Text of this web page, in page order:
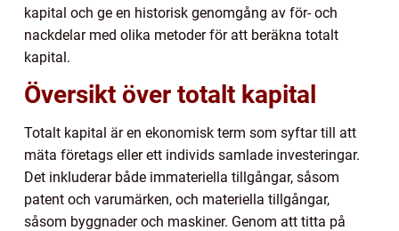
kapital och ge en historisk genomgång av för- och
nackdelar med olika metoder för att beräkna totalt
kapital.
Översikt över totalt kapital
Totalt kapital är en ekonomisk term som syftar till att
mäta företags eller ett individs samlade investeringar.
Det inkluderar både immateriella tillgångar, såsom
patent och varumärken, och materiella tillgångar,
såsom byggnader och maskiner. Genom att titta på